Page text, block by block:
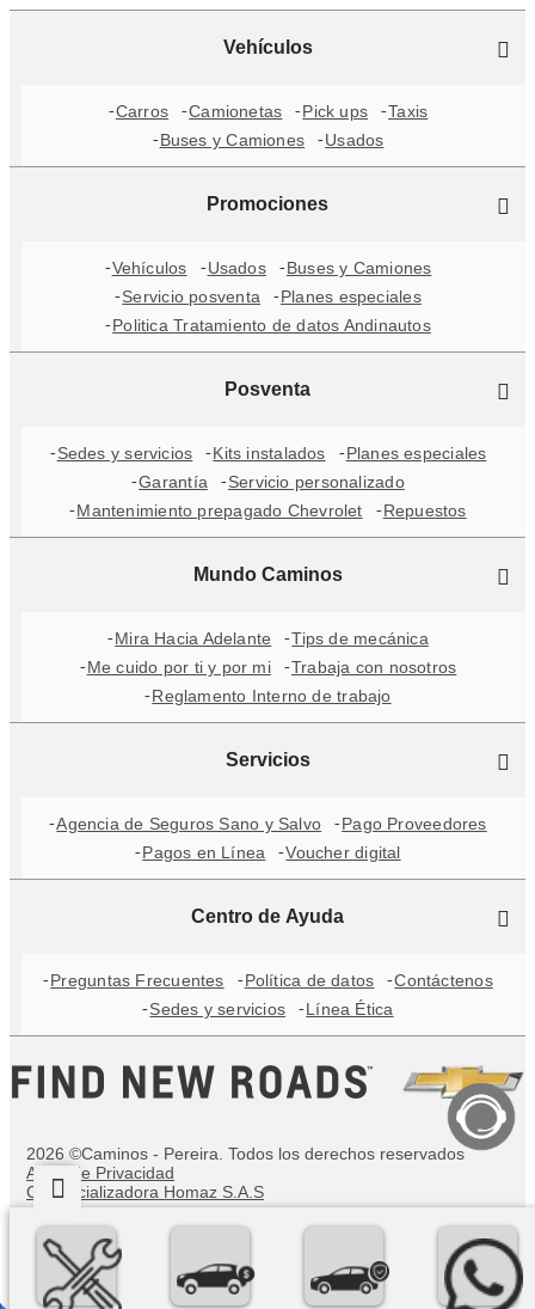
Vehículos
Carros Camionetas Pick ups
Taxis
Buses y Camiones
Usados
Promociones
Vehículos Usados
Buses y Camiones
Servicio posventa
Planes especiales
Politica Tratamiento de datos Andinautos
Posventa
Sedes y servicios Kits instalados
Planes especiales
Garantía
Servicio personalizado
Mantenimiento prepagado Chevrolet
Repuestos
Mundo Caminos
Mira Hacia Adelante
Tips de mecánica
Me cuido por ti y por mi
Trabaja con nosotros
Reglamento Interno de trabajo
Servicios
Agencia de Seguros Sano y Salvo
Pago Proveedores
Pagos en Línea
Voucher digital
Centro de Ayuda
Preguntas Frecuentes Política de datos
Contáctenos
Sedes y servicios
Línea Ética
2026 ©Caminos - Pereira. Todos los derechos reservados
Aviso de Privacidad
Comercializadora Homaz S.A.S